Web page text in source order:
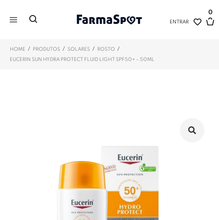
ENTRAR
0
HOME / PRODUTOS / SOLARES / ROSTO /
EUCERIN SUN HYDRA PROTECT FLUID LIGHT SPF50+ – 50ML